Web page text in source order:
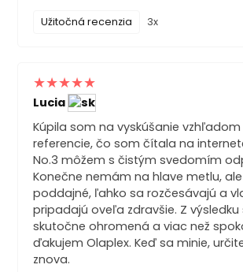
Užitočná recenzia 3x
Lucia
Kúpila som na vyskúšanie
referencie, čo som čítala na
No.3 môžem s čistým svedomím
Konečne nemám na hlave metlu,
poddajné, ľahko sa rozčesávajú a
pripadajú oveľa zdravšie. Z výsledku
skutočne ohromená a viac než
ďakujem Olaplex. Keď sa minie,
znova.